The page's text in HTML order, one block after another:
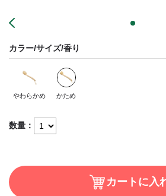
数量：
カラー/サイズ/香り
やわらかめ かため